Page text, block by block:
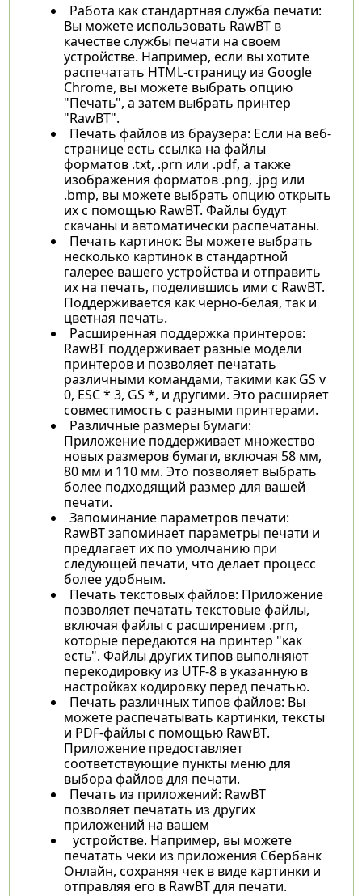
Работа как стандартная служба печати:
Вы можете использовать RawBT в
качестве службы печати на своем
устройстве. Например, если вы хотите
распечатать HTML-страницу из Google
Chrome, вы можете выбрать опцию
"Печать", а затем выбрать принтер
"RawBT".
Печать файлов из браузера: Если на веб-
странице есть ссылка на файлы
форматов .txt, .prn или .pdf, а также
изображения форматов .png, .jpg или
.bmp, вы можете выбрать опцию открыть
их с помощью RawBT. Файлы будут
скачаны и автоматически распечатаны.
Печать картинок: Вы можете выбрать
несколько картинок в стандартной
галерее вашего устройства и отправить
их на печать, поделившись ими с RawBT.
Поддерживается как черно-белая, так и
цветная печать.
Расширенная поддержка принтеров:
RawBT поддерживает разные модели
принтеров и позволяет печатать
различными командами, такими как GS v
0, ESC * 3, GS *, и другими. Это расширяет
совместимость с разными принтерами.
Различные размеры бумаги:
Приложение поддерживает множество
новых размеров бумаги, включая 58 мм,
80 мм и 110 мм. Это позволяет выбрать
более подходящий размер для вашей
печати.
Запоминание параметров печати:
RawBT запоминает параметры печати и
предлагает их по умолчанию при
следующей печати, что делает процесс
более удобным.
Печать текстовых файлов: Приложение
позволяет печатать текстовые файлы,
включая файлы с расширением .prn,
которые передаются на принтер "как
есть". Файлы других типов выполняют
перекодировку из UTF-8 в указанную в
настройках кодировку перед печатью.
Печать различных типов файлов: Вы
можете распечатывать картинки, тексты
и PDF-файлы с помощью RawBT.
Приложение предоставляет
соответствующие пункты меню для
выбора файлов для печати.
Печать из приложений: RawBT
позволяет печатать из других
приложений на вашем
устройстве. Например, вы можете
печатать чеки из приложения Сбербанк
Онлайн, сохраняя чек в виде картинки и
отправляя его в RawBT для печати.